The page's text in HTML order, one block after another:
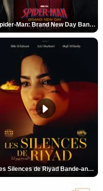
Spider-Man: Brand New Day Bande-annonce VO STFR
Les Silences de Riyad Bande-annonce VO STFR